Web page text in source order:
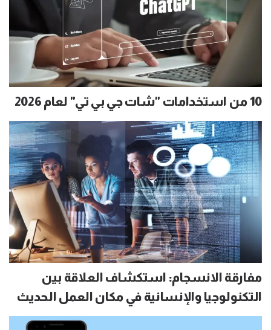
10 من استخدامات "شات جي بي تي" لعام 2026
مفارقة الانسجام: استكشاف العلاقة بين
التكنولوجيا والإنسانية في مكان العمل الحديث